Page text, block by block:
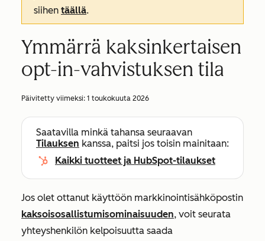
siihen täällä.
Ymmärrä kaksinkertaisen
opt-in-vahvistuksen tila
Päivitetty viimeksi: 1 toukokuuta 2026
Saatavilla minkä tahansa seuraavan
Tilauksen kanssa, paitsi jos toisin mainitaan:
Kaikki tuotteet ja HubSpot-tilaukset
Jos olet ottanut käyttöön markkinointisähköpostin
kaksoisosallistumisominaisuuden, voit seurata
yhteyshenkilön kelpoisuutta saada